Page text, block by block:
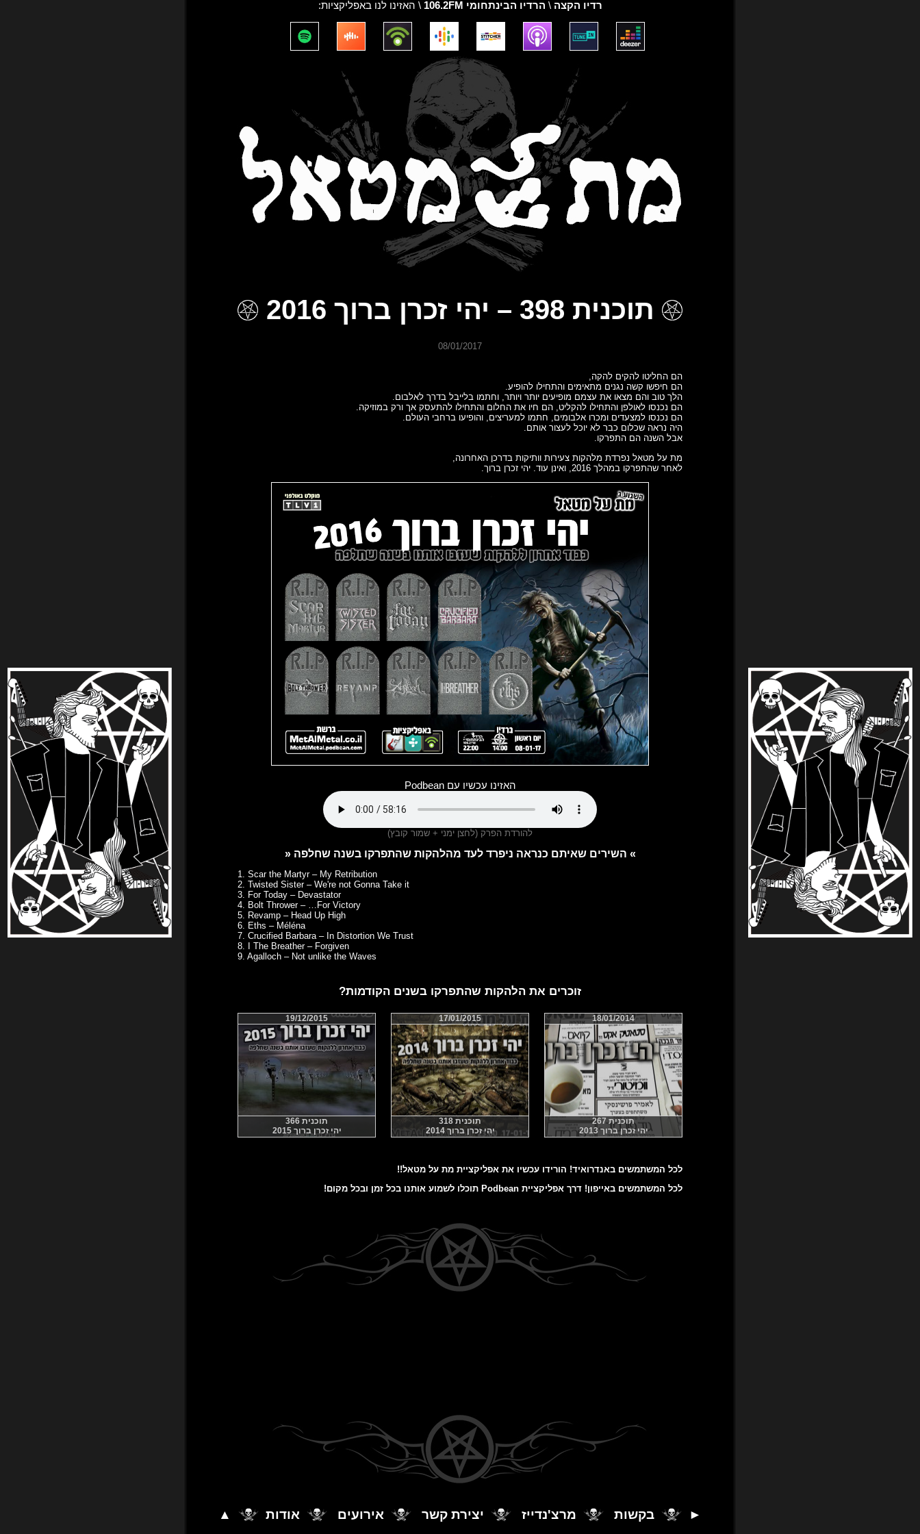
רדיו הקצה \ הרדיו הבינתחומי 106.2FM \ האזינו לנו באפליקציות:
תוכנית 398 – יהי זכרן ברוך 2016
08/01/2017
הם החליטו להקים להקה,
הם חיפשו קשה נגנים מתאימים והתחילו להופיע.
הלך טוב והם מצאו את עצמם מופיעים יותר ויותר, וחתמו בלייבל בדרך לאלבום.
הם נכנסו לאולפן והתחילו להקליט, הם חיו את החלום והתחילו להתעסק אך ורק במוזיקה.
הם נכנסו למצעדים ומכרו אלבומים, חתמו למעריצים, והופיעו ברחבי העולם.
היה נראה שכלום כבר לא יוכל לעצור אותם.
אבל השנה הם התפרקו.
מת על מטאל נפרדת מלהקות צעירות וותיקות בדרכן האחרונה,
לאחר שהתפרקו במהלך 2016, ואינן עוד. יהי זכרן ברוך.
האזינו עכשיו עם Podbean
להורדת הפרק (לחצן ימני + שמור קובץ)
» השירים שאיתם כנראה ניפרד לעד מהלהקות שהתפרקו בשנה שחלפה «
1. Scar the Martyr – My Retribution
2. Twisted Sister – We're not Gonna Take it
3. For Today – Devastator
4. Bolt Thrower – …For Victory
5. Revamp – Head Up High
6. Eths – Méléna
7. Crucified Barbara – In Distortion We Trust
8. I The Breather – Forgiven
9. Agalloch – Not unlike the Waves
זוכרים את הלהקות שהתפרקו בשנים הקודמות?
18/01/2014
תוכנית 267
יהי זכרן ברוך 2013
17/01/2015
תוכנית 318
יהי זכרן ברוך 2014
19/12/2015
תוכנית 366
יהי זכרן ברוך 2015
לכל המשתמשים באנדרואיד! הורידו עכשיו את אפליקציית מת על מטאל!!
לכל המשתמשים באייפון! דרך אפליקציית Podbean תוכלו לשמוע אותנו בכל זמן ובכל מקום!
► בקשות מרצ'נדייז יצירת קשר אירועים אודות ▲